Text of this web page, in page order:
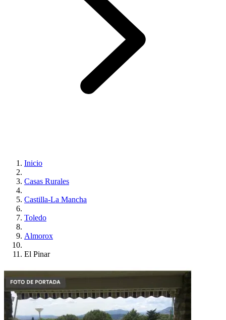
Inicio
Casas Rurales
Castilla-La Mancha
Toledo
Almorox
El Pinar